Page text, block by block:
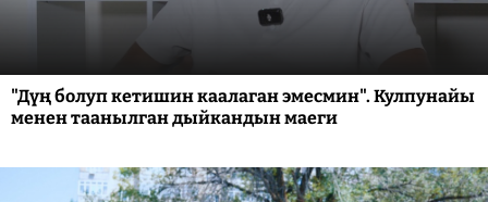
"Дүң болуп кетишин каалаган эмесмин". Кулпунайы
менен таанылган дыйкандын маеги